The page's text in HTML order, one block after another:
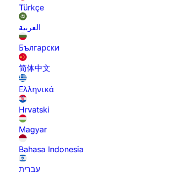
Türkçe
العربية
Български
简体中文
Ελληνικά
Hrvatski
Magyar
Bahasa Indonesia
עברית